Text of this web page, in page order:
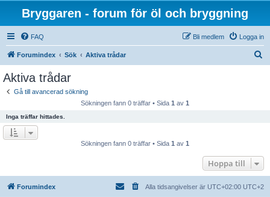
Bryggaren - forum för öl och bryggning
FAQ Logga in
Bli medlem
Forumindex Sök Aktiva trådar
Aktiva trådar
Gå till avancerad sökning
Sökningen fann 0 träffar • Sida 1 av 1
Inga träffar hittades.
Sökningen fann 0 träffar • Sida 1 av 1
Hoppa till
Forumindex Alla tidsangivelser är UTC+02:00 UTC+2